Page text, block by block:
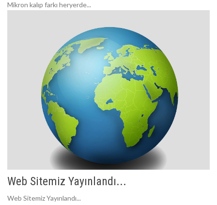
Mikron kalıp farkı heryerde...
Web Sitemiz Yayınlandı...
Web Sitemiz Yayınlandı...